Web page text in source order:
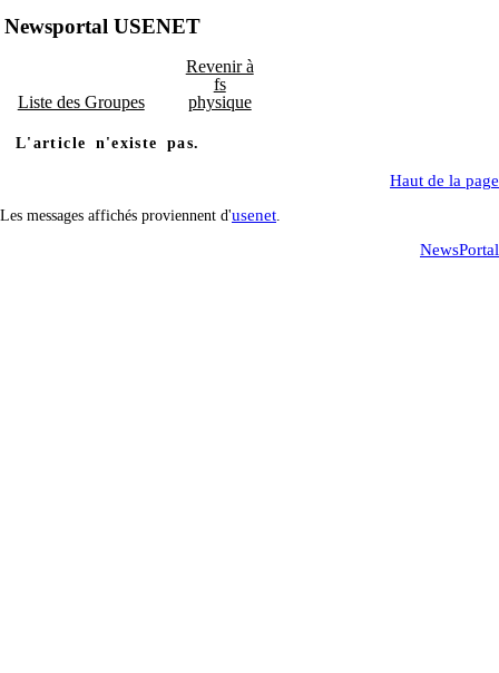
Newsportal USENET
Liste des Groupes
Revenir à
fs
physique
L'article n'existe pas.
Haut de la page
Les messages affichés proviennent d'usenet
NewsPortal